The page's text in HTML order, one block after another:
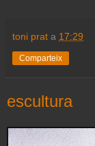
toni prat a 17:29
Comparteix
escultura